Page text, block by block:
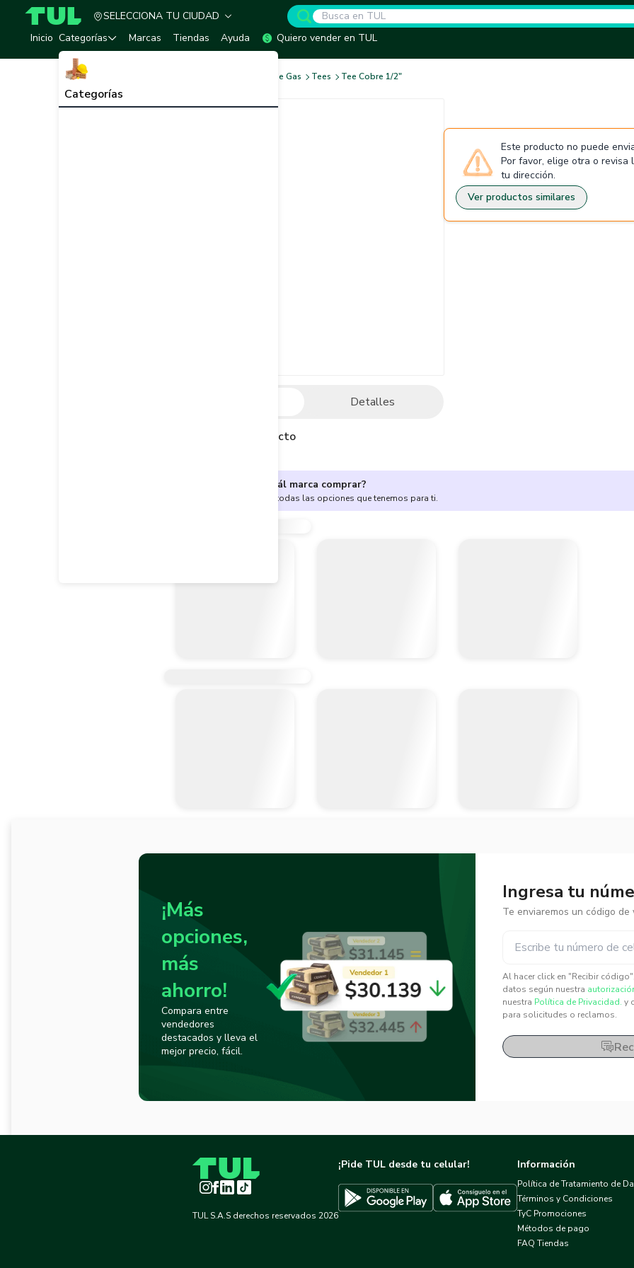
TUL - Tu Marketplace de Construcción
SELECCIONA TU CIUDAD
Inicio Categorías
Categorías
Marcas Tiendas Ayuda Quiero vender en TUL
Redes de Gas Tees Tee Cobre 1/2"
Detalles
Descripción del producto
Este producto no puede
Por favor, elige otra o revisa
tu dirección.
Ver productos similares
¿No sabes cuál marca comprar?
Encuentra aquí todas las opciones que tenemos para ti.
¡Más
opciones,
más
ahorro!
Compara entre
vendedores
destacados y lleva el
mejor precio, fácil.
Ingresa tu
Te enviaremos un código de
Al hacer click en "Recibir
datos según nuestra
nuestra Política de Privacidad. y
para solicitudes o reclamos.
Instagram
Facebook
LinkedInTikTok
TUL S.A.S derechos reservados 2026
¡Pide TUL desde tu celular!
Descargar TUL en Google PlayDescargar TUL en App Store
Información
Política de Tratamiento de
Términos y Condiciones
TyC Promociones
Métodos de pago
FAQ Tiendas